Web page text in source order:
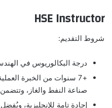
HSE Instructor
شروط التقديم:
درجة البكالوريوس في
+7 سنوات من الخبرة
صناعة النفط والغاز، وتتضمن 3 سنوات خبرة في التدريب.
إجادة تامة للإنجليزية،